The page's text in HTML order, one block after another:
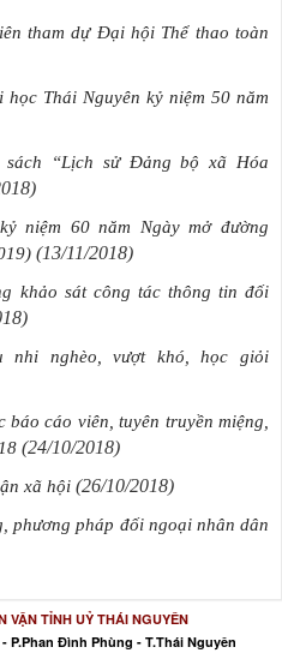
tham dự Đại hội Thể thao toàn
Thái Nguyên kỷ niệm 50 năm
sách “Lịch sử Đảng bộ xã Hóa
niệm 60 năm Ngày mở đường
(13/11/2018)
khảo sát công tác thông tin đối
nhi nghèo, vượt khó, học giỏi
cáo viên, tuyên truyền miệng,
(24/10/2018)
xã hội (26/10/2018)
phương pháp đối ngoại nhân dân
VẬN TỈNH UỶ THÁI NGUYÊN
P.Phan Đình Phùng - T.Thái Nguyên